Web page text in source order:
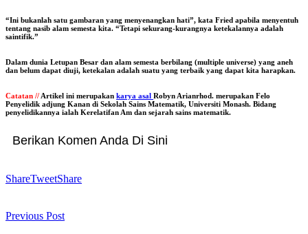
“Ini bukanlah satu gambaran yang menyenangkan hati”, kata Fried apabila menyentuh
tentang nasib alam semesta kita. “Tetapi sekurang-kurangnya ketekalannya adalah
saintifik.”
Dalam dunia Letupan Besar dan alam semesta berbilang (multiple universe) yang aneh
dan belum dapat diuji, ketekalan adalah suatu yang terbaik yang dapat kita harapkan.
Catatan // Artikel ini merupakan karya asal Robyn Arianrhod. merupakan Felo
Penyelidik adjung Kanan di Sekolah Sains Matematik, Universiti Monash. Bidang
penyelidikannya ialah Kerelatifan Am dan sejarah sains matematik.
Berikan Komen Anda Di Sini
ShareTweetShare
Previous Post